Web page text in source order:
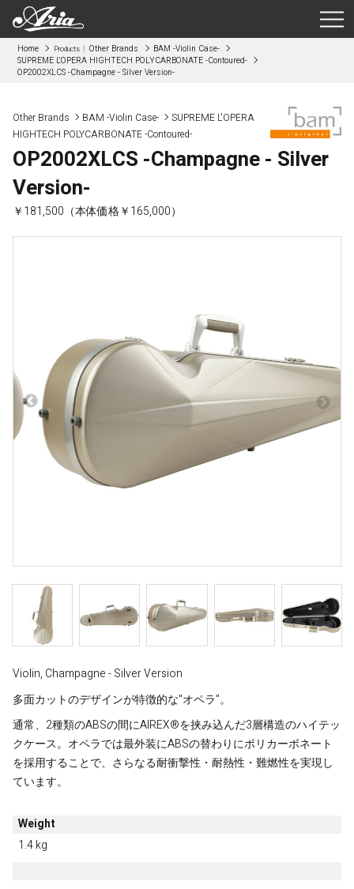
Home Products Other Brands
BAM -Violin Case-
SUPREME L'OPERA HIGHTECH POLYCARBONATE -Contoured-
OP2002XLCS -Champagne - Silver Version-
Other Brands BAM -Violin Case-
SUPREME L'OPERA
HIGHTECH POLYCARBONATE -Contoured-
OP2002XLCS -Champagne - Silver
Version-
￥181,500（本体価格￥165,000）
Violin, Champagne - Silver Version
多面カットのデザインが特徴的な"オペラ"。
通常、2種類のABSの間にAIREX®を挟み込んだ3層構造のハイテッ
クケース。オペラでは最外装にABSの替わりにポリカーボネート
を採用することで、さらなる耐衝撃性・耐熱性・難燃性を実現し
ています。
Weight
1.4 kg